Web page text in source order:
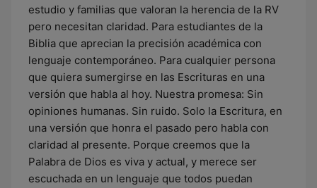
estudio y familias que valoran la herencia de la RV
pero necesitan claridad. Para estudiantes de la
Biblia que aprecian la precisión académica con
lenguaje contemporáneo. Para cualquier persona
que quiera sumergirse en las Escrituras en una
versión que habla al hoy. Nuestra promesa: Sin
opiniones humanas. Sin ruido. Solo la Escritura, en
una versión que honra el pasado pero habla con
claridad al presente. Porque creemos que la
Palabra de Dios es viva y actual, y merece ser
escuchada en un lenguaje que todos puedan